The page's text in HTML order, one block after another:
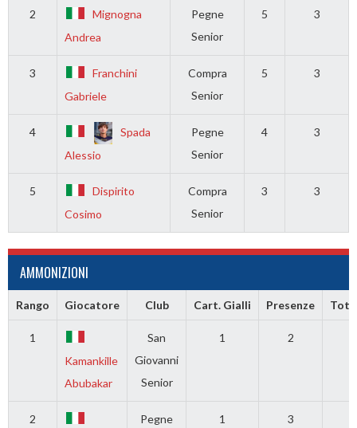
2
Mignogna
Andrea
Pegne
Senior
5 3
3
Franchini
Gabriele
Compra
Senior
5 3
4
Spada
Alessio
Pegne
Senior
4 3
5
Dispirito
Cosimo
Compra
Senior
3 3
AMMONIZIONI
Rango Giocatore Club Cart. Gialli Presenze
1
Kamankille
Abubakar
San
Giovanni
Senior
1 2
2
Pegne
1 3